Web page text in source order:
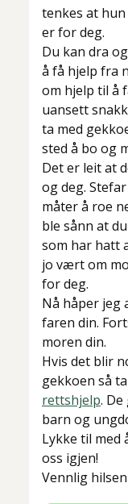
tenkes at
er for deg.
Du kan dra
å få hjelp fra
om hjelp til å
uansett
ta med
sted å bo og
Det er leit at
og deg.
måter å roe
ble sånn at
som har hatt
jo vært om
for deg.
Nå håper jeg
faren din.
moren din.
Hvis det blir
gekkoen så
rettshjelp.
barn og
Lykke til med
oss igjen!
Vennlig